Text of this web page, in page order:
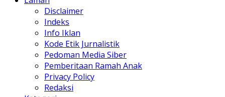
Disclaimer
Indeks
Info Iklan
Kode Etik Jurnalistik
Pedoman Media Siber
Pemberitaan Ramah Anak
Privacy Policy
Redaksi